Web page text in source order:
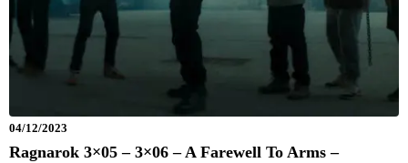
04/12/2023
Ragnarok 3×05 – 3×06 – A Farewell To Arms –